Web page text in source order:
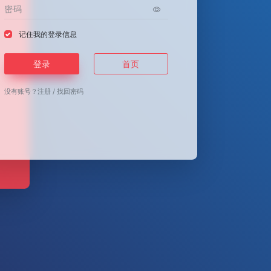
记住我的登录信息
登录 首页
没有账号？注册 /找回密码